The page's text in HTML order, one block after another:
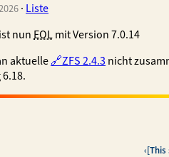
· Liste
nunEOLmit Version 7.0.14
aktuelle
ZFS 2.4.3 nicht
[This